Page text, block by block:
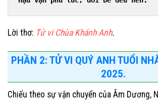
Lời thơ: Tử vi Chùa Khánh Anh.
PHẦN 2: TỬ VI QUÝ ANH TUỔI
2025.
Chiếu theo sự vận chuyển của Âm Dương,